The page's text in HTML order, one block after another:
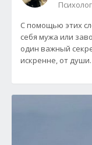
С помощью этих
себя мужа или
один важный
искренне, от души.